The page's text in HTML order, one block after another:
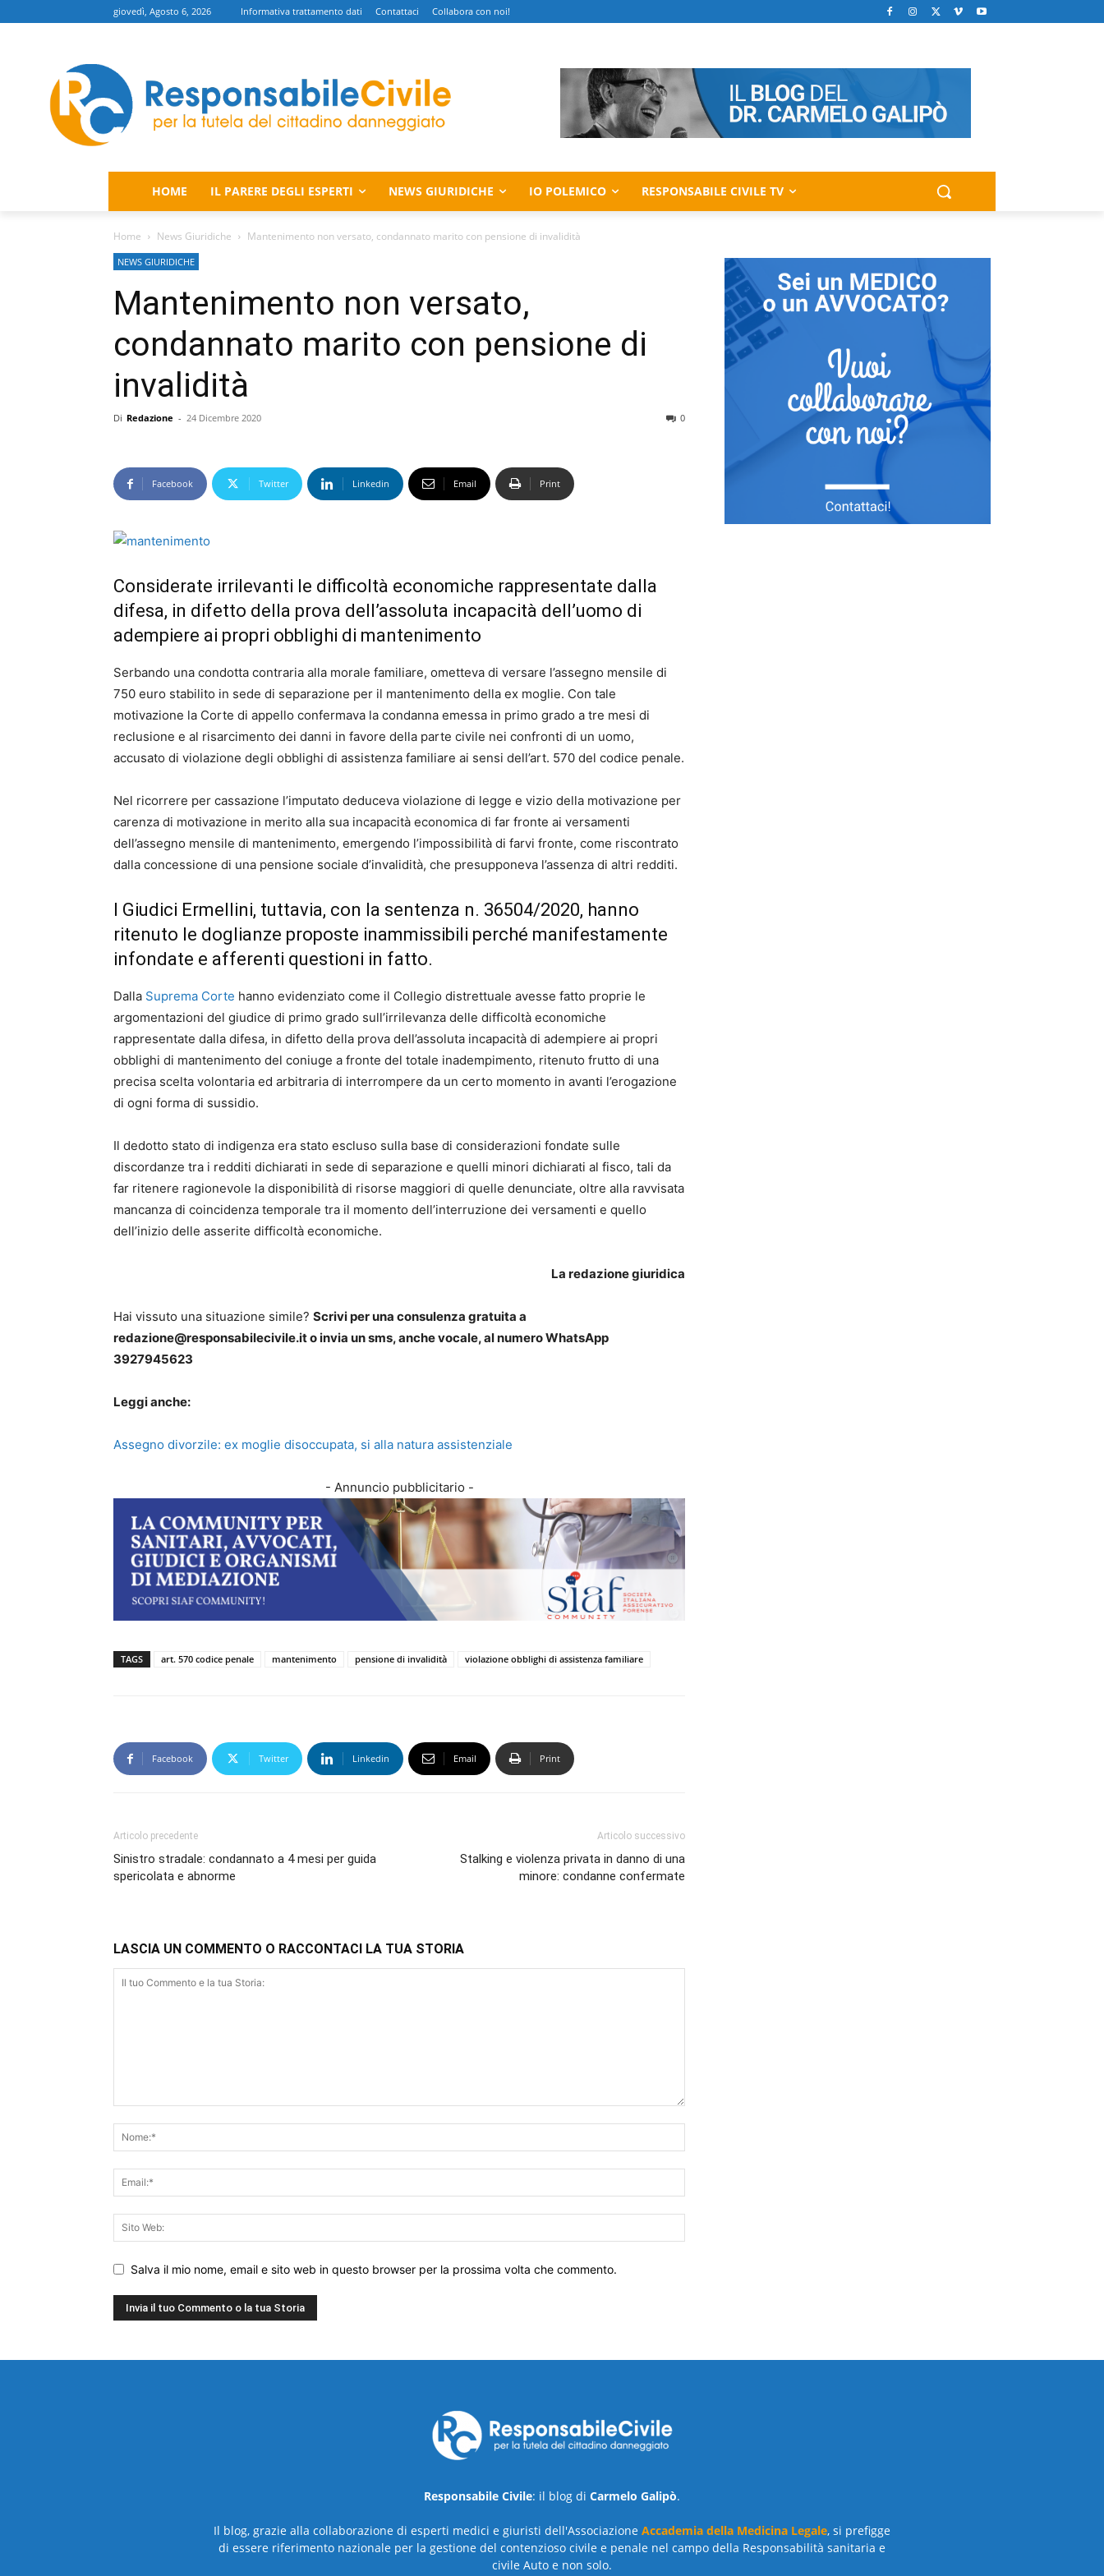
giovedì, Agosto 6, 2026 Informativa trattamento dati Contattaci Collabora con noi!
HOME IL PARERE DEGLI ESPERTI NEWS GIURIDICHE IO POLEMICO RESPONSABILE CIVILE TV
Home News Giuridiche Mantenimento non versato, condannato marito con pensione di invalidità
NEWS GIURIDICHE
Mantenimento non versato,
condannato marito con pensione di
invalidità
Di Redazione - 24 Dicembre 2020 0
Facebook Twitter Linkedin Email Print
Considerate irrilevanti le difficoltà economiche rappresentate dalla
difesa, in difetto della prova dell’assoluta incapacità dell’uomo di
adempiere ai propri obblighi di mantenimento
Serbando una condotta contraria alla morale familiare, ometteva di versare l’assegno mensile di
750 euro stabilito in sede di separazione per il mantenimento della ex moglie. Con tale
motivazione la Corte di appello confermava la condanna emessa in primo grado a tre mesi di
reclusione e al risarcimento dei danni in favore della parte civile nei confronti di un uomo,
accusato di violazione degli obblighi di assistenza familiare ai sensi dell’art. 570 del codice penale.
Nel ricorrere per cassazione l’imputato deduceva violazione di legge e vizio della motivazione per
carenza di motivazione in merito alla sua incapacità economica di far fronte ai versamenti
dell’assegno mensile di mantenimento, emergendo l’impossibilità di farvi fronte, come riscontrato
dalla concessione di una pensione sociale d’invalidità, che presupponeva l’assenza di altri redditi.
I Giudici Ermellini, tuttavia, con la sentenza n. 36504/2020, hanno
ritenuto le doglianze proposte inammissibili perché manifestamente
infondate e afferenti questioni in fatto.
Dalla Suprema Corte hanno evidenziato come il Collegio distrettuale avesse fatto proprie le
argomentazioni del giudice di primo grado sull’irrilevanza delle difficoltà economiche
rappresentate dalla difesa, in difetto della prova dell’assoluta incapacità di adempiere ai propri
obblighi di mantenimento del coniuge a fronte del totale inadempimento, ritenuto frutto di una
precisa scelta volontaria ed arbitraria di interrompere da un certo momento in avanti l’erogazione
di ogni forma di sussidio.
Il dedotto stato di indigenza era stato escluso sulla base di considerazioni fondate sulle
discordanze tra i redditi dichiarati in sede di separazione e quelli minori dichiarati al fisco, tali da
far ritenere ragionevole la disponibilità di risorse maggiori di quelle denunciate, oltre alla ravvisata
mancanza di coincidenza temporale tra il momento dell’interruzione dei versamenti e quello
dell’inizio delle asserite difficoltà economiche.
La redazione giuridica
Hai vissuto una situazione simile? Scrivi per una consulenza gratuita a
redazione@responsabilecivile.it o invia un sms, anche vocale, al numero WhatsApp
3927945623
Leggi anche:
Assegno divorzile: ex moglie disoccupata, si alla natura assistenziale
- Annuncio pubblicitario -
TAGS art. 570 codice penale mantenimento pensione di invalidità violazione obblighi di assistenza familiare
Facebook Twitter Linkedin Email Print
Articolo precedente
Sinistro stradale: condannato a 4 mesi per guida
spericolata e abnorme
Articolo successivo
Stalking e violenza privata in danno di una
minore: condanne confermate
LASCIA UN COMMENTO O RACCONTACI LA TUA STORIA
Salva il mio nome, email e sito web in questo browser per la prossima volta che commento.
Responsabile Civile: il blog di Carmelo Galipò.
Il blog, grazie alla collaborazione di esperti medici e giuristi dell'Associazione Accademia della Medicina Legale, si prefigge
di essere riferimento nazionale per la gestione del contenzioso civile e penale nel campo della Responsabilità sanitaria e
civile Auto e non solo.